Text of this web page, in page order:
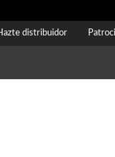
distribuidor